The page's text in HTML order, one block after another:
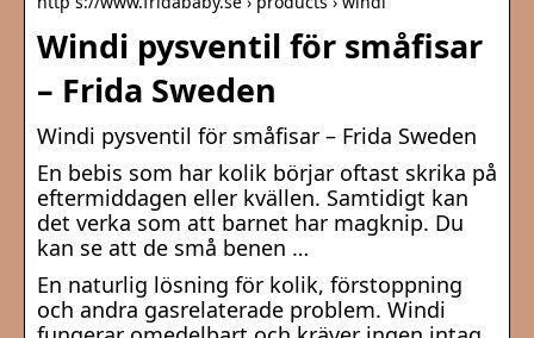
Windi pysventil för småfisar
– Frida Sweden
Windi pysventil för småfisar – Frida Sweden
En bebis som har kolik börjar oftast skrika på
eftermiddagen eller kvällen. Samtidigt kan
det verka som att barnet har magknip. Du
kan se att de små benen …
En naturlig lösning för kolik, förstoppning
och andra gasrelaterade problem. Windi